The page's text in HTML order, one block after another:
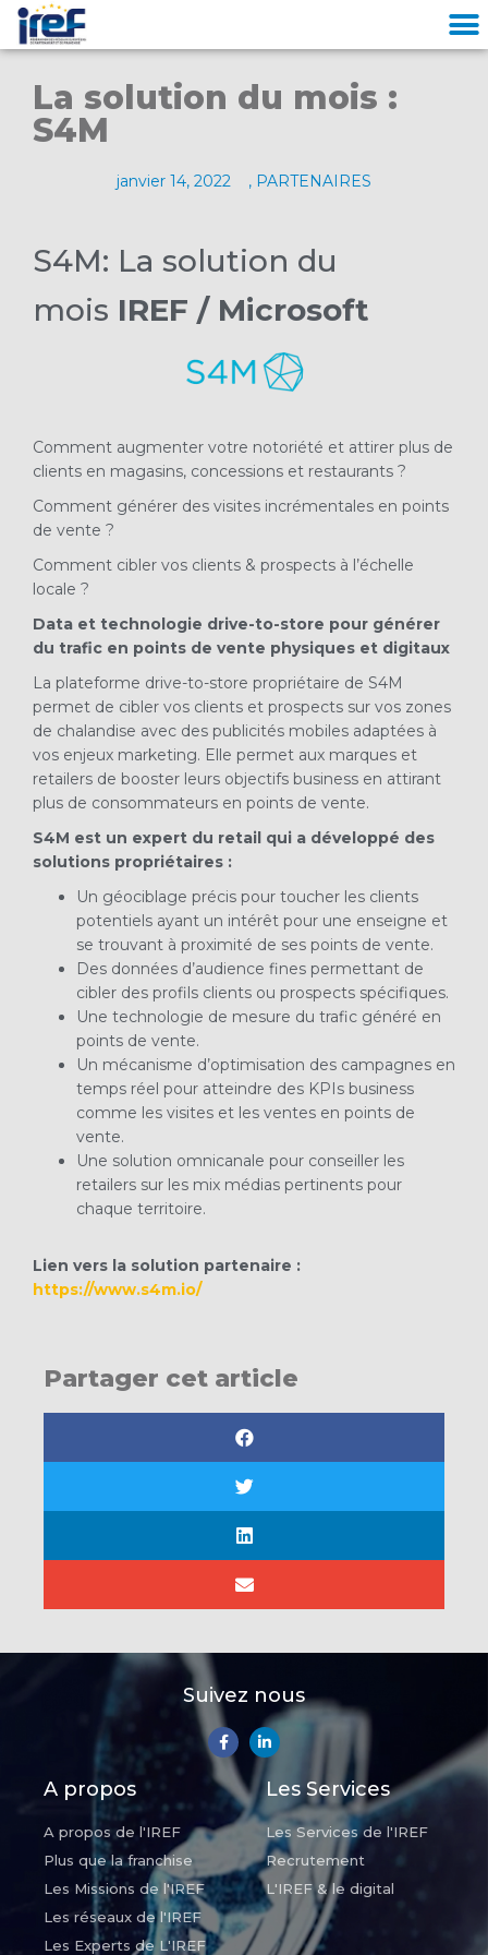
La solution du mois :
S4M
janvier 14, 2022 , PARTENAIRES
S4M: La solution du
mois IREF / Microsoft
Comment augmenter votre notoriété et attirer plus de
clients en magasins, concessions et restaurants ?
Comment générer des visites incrémentales en points
de vente ?
Comment cibler vos clients & prospects à l’échelle
locale ?
Data et technologie drive-to-store pour générer
du trafic en points de vente physiques et digitaux
La plateforme drive-to-store propriétaire de S4M
permet de cibler vos clients et prospects sur vos zones
de chalandise avec des publicités mobiles adaptées à
vos enjeux marketing. Elle permet aux marques et
retailers de booster leurs objectifs business en attirant
plus de consommateurs en points de vente.
S4M est un expert du retail qui a développé des
solutions propriétaires :
Un géociblage précis pour toucher les clients
potentiels ayant un intérêt pour une enseigne et
se trouvant à proximité de ses points de vente.
Des données d’audience fines permettant de
cibler des profils clients ou prospects spécifiques.
Une technologie de mesure du trafic généré en
points de vente.
Un mécanisme d’optimisation des campagnes en
temps réel pour atteindre des KPIs business
comme les visites et les ventes en points de
vente.
Une solution omnicanale pour conseiller les
retailers sur les mix médias pertinents pour
chaque territoire.
Lien vers la solution partenaire :
https://www.s4m.io/
Partager cet article
Suivez nous
A propos
A propos de l'IREF
Plus que la franchise
Les Missions de l'IREF
Les réseaux de l'IREF
Les Experts de L'IREF
Les Services
Les Services de l'IREF
Recrutement
L'IREF & le digital
Cookies management panel